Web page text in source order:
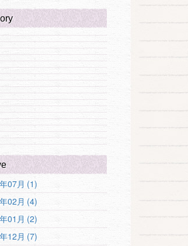
07月 (1)
02月 (4)
01月 (2)
12月 (7)